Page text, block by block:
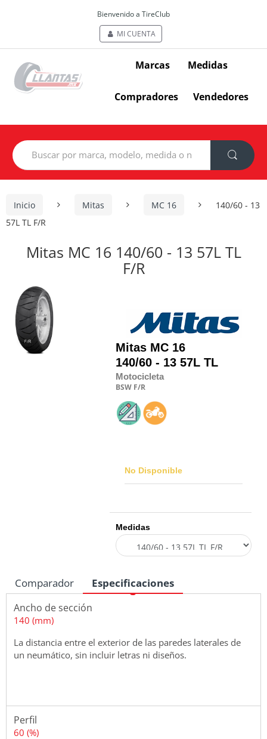
Bienvenido a TireClub
MI CUENTA
Marcas Medidas
Compradores Vendedores
Search
for:
Inicio Mitas MC 16
140/60 - 13
57L TL F/R
Mitas MC 16 140/60 - 13 57L TL
F/R
Mitas MC 16
140/60 - 13 57L TL
Motocicleta
BSW F/R
No Disponible
Medidas
Comparador Especificaciones
Ancho de sección
140 (mm)
La distancia entre el exterior de las paredes laterales de
un neumático, sin incluir letras ni diseños.
Perfil
60 (%)